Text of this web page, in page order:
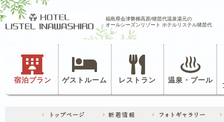
福島県会津磐梯高原/猪苗代温泉湯元の
オールシーズンリゾート ホテルリステル猪苗代
宿泊プラン ゲストルーム レストラン 温泉・プール